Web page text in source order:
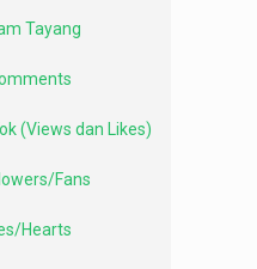
Tayang
(Views dan Likes)
Fans
Hearts